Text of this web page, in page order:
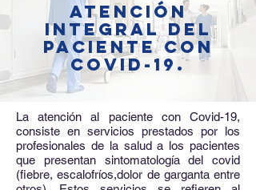
ATENCIÓN
INTEGRAL DEL
PACIENTE CON
COVID-19.
La atención al paciente con Covid-19,
consiste en servicios prestados por los
profesionales de la salud a los pacientes
que presentan sintomatología del covid
(fiebre, escalofríos,dolor de garganta entre